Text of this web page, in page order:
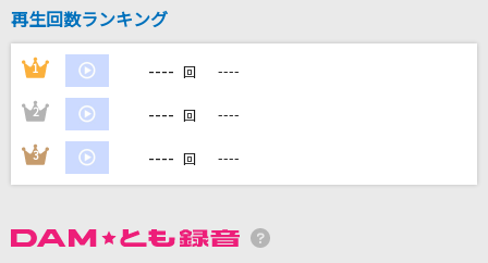
GEMN
カラオケ最新情報をチェック！
再生回数ランキング
1 ---- 回 ----
2 ---- 回 ----
3 ---- 回 ----